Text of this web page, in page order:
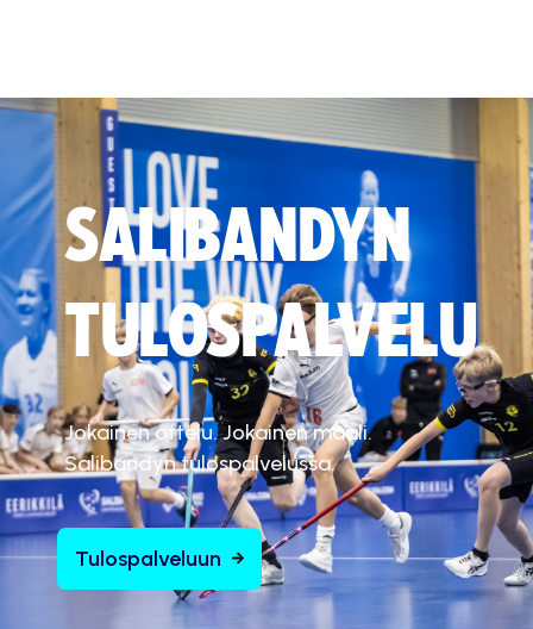
SALIBANDYN
TULOSPALVELU
Jokainen ottelu. Jokainen maali.
Salibandyn tulospalvelussa.
Tulospalveluun